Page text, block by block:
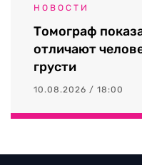
НОВОСТИ
Томограф
отличают
грусти
10.08.2026 / 18:00